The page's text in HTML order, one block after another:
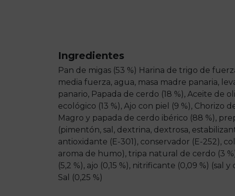
Ingredientes
Pan de migas (53 %) Harina de trigo de
media fuerza, agua, masa madre panaria,
panario, Papada de cerdo (18 %), Aceite de
ecológico (13 %), Ajo con piel (9 %), Chorizo
Magro y papada de cerdo ibérico (88 %),
(pimentón, sal, dextrina, dextrosa,
antioxidante (E-301), conservador (E-252),
aroma de humo), tripa natural de cerdo (3
(5,2 %), ajo (0,15 %), nitrificante (0,09 %) (sal
Sal (0,25 %)